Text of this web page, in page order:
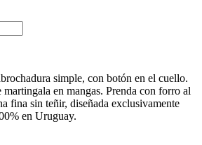
simple, con botón en el cuello.
en mangas. Prenda con forro al
fina sin teñir, diseñada exclusivamente
en Uruguay.